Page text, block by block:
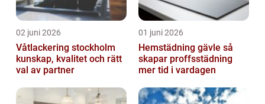
02 juni 2026
Våtlackering stockholm
kunskap, kvalitet och rätt
val av partner
01 juni 2026
Hemstädning gävle så
skapar proffsstädning
mer tid i vardagen